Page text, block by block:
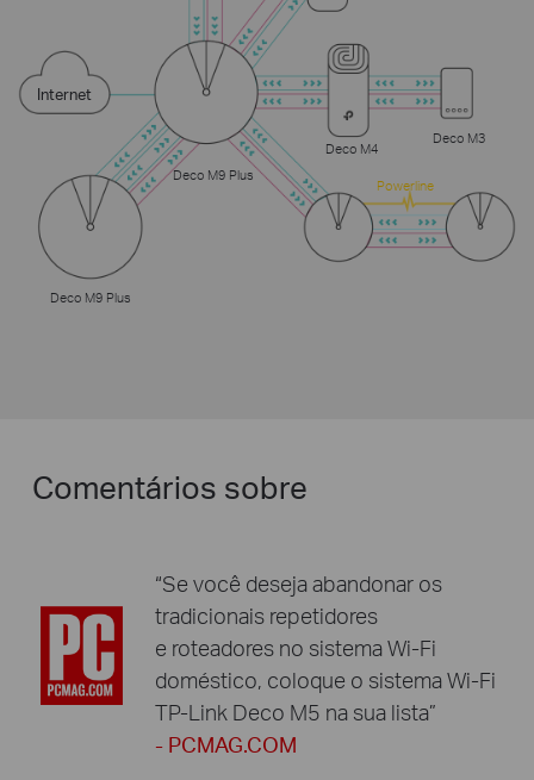
Internet
Powerline
Deco M9 Plus
Deco M4
Deco M3
Deco M9 Plus
Comentários sobre
“Se você deseja abandonar os
tradicionais repetidores
e roteadores no sistema Wi-Fi
doméstico, coloque o sistema Wi-Fi
TP-Link Deco M5 na sua lista”
- PCMAG.COM